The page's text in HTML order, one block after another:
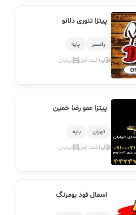
پیتزا تنوری دلانو
رامسر
پایه
پراخت امن
نردبان
پیتزا عمو رضا خمین
تهران
پایه
پراخت امن
نردبان
اسمال فود بومرنگ